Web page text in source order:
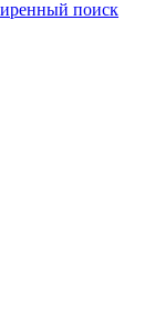
поиск